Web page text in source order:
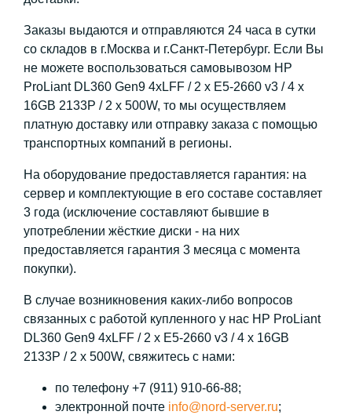
Заказы выдаются и отправляются 24 часа в сутки
со складов в г.Москва и г.Санкт-Петербург. Если Вы
не можете воспользоваться самовывозом HP
ProLiant DL360 Gen9 4xLFF / 2 x E5-2660 v3 / 4 x
16GB 2133P / 2 x 500W, то мы осуществляем
платную доставку или отправку заказа с помощью
транспортных компаний в регионы.
На оборудование предоставляется гарантия: на
сервер и комплектующие в его составе составляет
3 года (исключение составляют бывшие в
употреблении жёсткие диски - на них
предоставляется гарантия 3 месяца с момента
покупки).
В случае возникновения каких-либо вопросов
связанных с работой купленного у нас HP ProLiant
DL360 Gen9 4xLFF / 2 x E5-2660 v3 / 4 x 16GB
2133P / 2 x 500W, свяжитесь с нами:
по телефону +7 (911) 910-66-88;
электронной почте info@nord-server.ru;